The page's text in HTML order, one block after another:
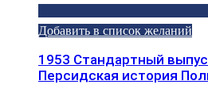
Добавить в список желаний
1953 Стандартный
Персидская история